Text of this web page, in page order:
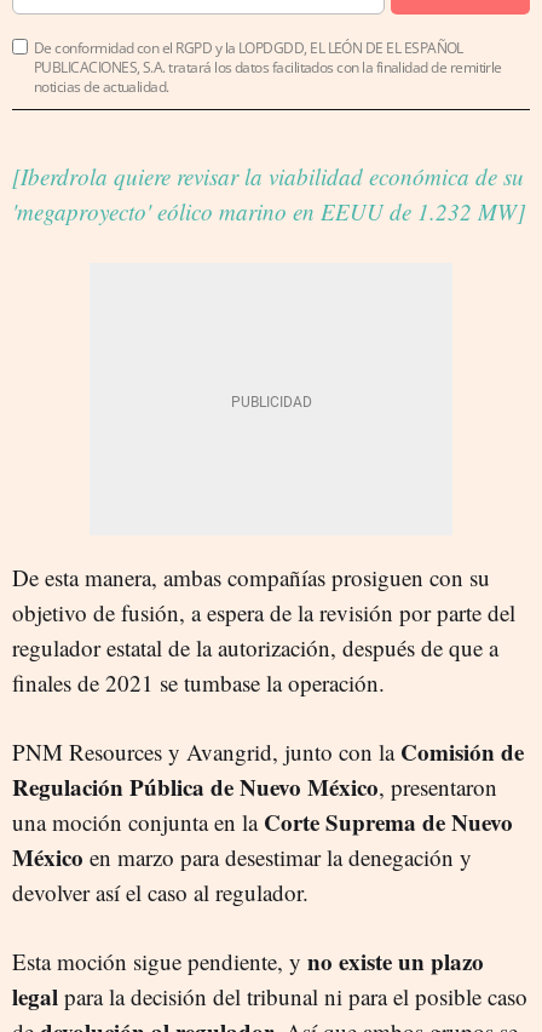
De conformidad con el RGPD y la LOPDGDD, EL LEÓN DE EL ESPAÑOL
PUBLICACIONES, S.A. tratará los datos facilitados con la finalidad de remitirle
noticias de actualidad.
[Iberdrola quiere revisar la viabilidad económica de su
'megaproyecto' eólico marino en EEUU de 1.232 MW]
De esta manera, ambas compañías prosiguen con su
objetivo de fusión, a espera de la revisión por parte del
regulador estatal de la autorización, después de que a
finales de 2021 se tumbase la operación.
PNM Resources y Avangrid, junto con la Comisión de
Regulación Pública de Nuevo México, presentaron
una moción conjunta en la Corte Suprema de Nuevo
México en marzo para desestimar la denegación y
devolver así el caso al regulador.
Esta moción sigue pendiente, y no existe un plazo
legal para la decisión del tribunal ni para el posible caso